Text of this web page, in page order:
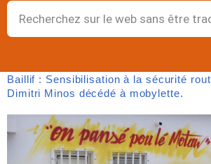
Rechercher
Baillif : Sensibilisation à la sécurité
Dimitri Minos décédé à mobylette.